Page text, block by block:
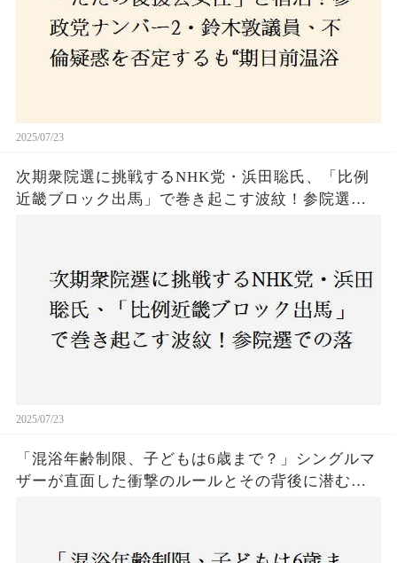
2025/07/23
次期衆院選に挑戦するNHK党・浜田聡氏、「比例
近畿ブロック出馬」で巻き起こす波紋！参院選で
2025/07/23
「混浴年齢制限、子どもは6歳まで？」シングルマ
ザーが直面した衝撃のルールとその背後に潜む社